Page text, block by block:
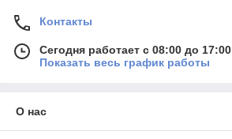
Контакты
Сегодня работает с 08:00 до 17:00
Показать весь график работы
О нас